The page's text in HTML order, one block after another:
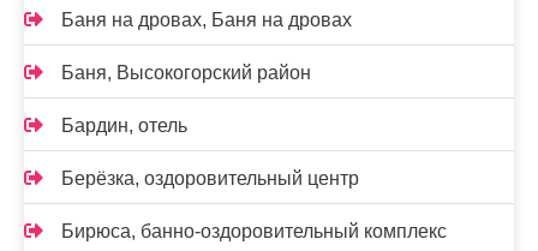
Баня на дровах, Баня на дровах
Баня, Высокогорский район
Бардин, отель
Берёзка, оздоровительный центр
Бирюса, банно-оздоровительный комплекс